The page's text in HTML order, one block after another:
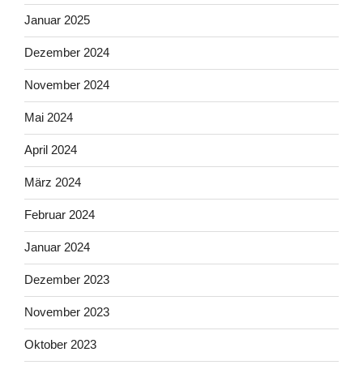
Januar 2025
Dezember 2024
November 2024
Mai 2024
April 2024
März 2024
Februar 2024
Januar 2024
Dezember 2023
November 2023
Oktober 2023